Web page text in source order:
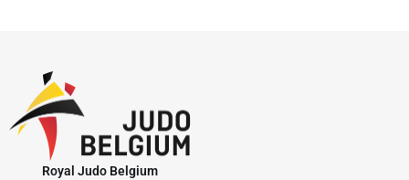
Royal Judo Belgium